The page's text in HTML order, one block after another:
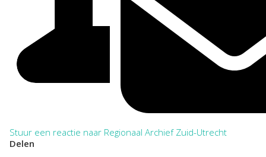
Stuur een reactie naar Regionaal Archief Zuid-Utrecht
Delen